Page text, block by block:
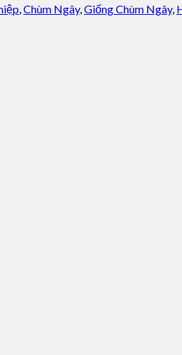
,Chùm Ngây,Giống Chùm Ngây,